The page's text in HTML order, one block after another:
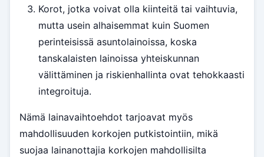
Korot, jotka voivat olla kiinteitä tai vaihtuvia,
mutta usein alhaisemmat kuin Suomen
perinteisissä asuntolainoissa, koska
tanskalaisten lainoissa yhteiskunnan
välittäminen ja riskienhallinta ovat tehokkaasti
integroituja.
Nämä lainavaihtoehdot tarjoavat myös
mahdollisuuden korkojen putkistointiin, mikä
suojaa lainanottajia korkojen mahdollisilta